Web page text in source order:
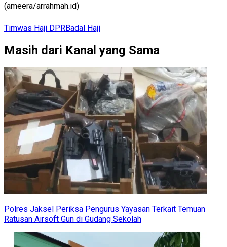
(ameera/arrahmah.id)
Timwas Haji DPRBadal Haji
Masih dari Kanal yang Sama
Polres Jaksel Periksa Pengurus Yayasan Terkait Temuan
Ratusan Airsoft Gun di Gudang Sekolah